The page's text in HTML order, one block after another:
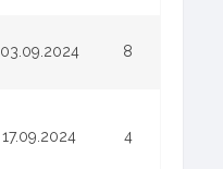
03.09.2024 8
17.09.2024 4